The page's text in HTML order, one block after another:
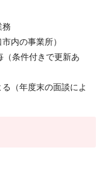
務
内の事業所）
条件付きで更新あ
（年度末の面談によ